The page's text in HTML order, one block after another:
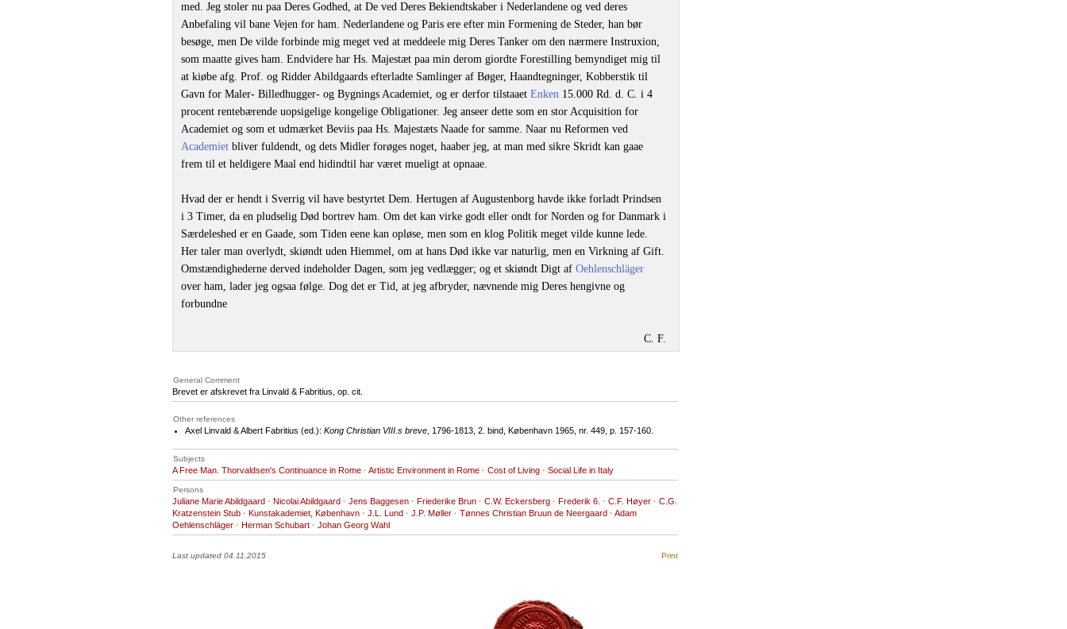
med. Jeg stoler nu paa Deres Godhed, at De ved Deres Bekiendtskaber i Nederlandene og ved deres
Anbefaling vil bane Vejen for ham. Nederlandene og Paris ere efter min Formening de Steder, han bør
besøge, men De vilde forbinde mig meget ved at meddeele mig Deres Tanker om den nærmere Instruxion,
som maatte gives ham. Endvidere har Hs. Majestæt paa min derom giordte Forestilling bemyndiget mig til
at kiøbe afg. Prof. og Ridder Abildgaards efterladte Samlinger af Bøger, Haandtegninger, Kobberstik til
Gavn for Maler- Billedhugger- og Bygnings Academiet, og er derfor tilstaaet Enken 15.000 Rd. d. C. i 4
procent rentebærende uopsigelige kongelige Obligationer. Jeg anseer dette som en stor Acquisition for
Academiet og som et udmærket Beviis paa Hs. Majestæts Naade for samme. Naar nu Reformen ved
Academiet bliver fuldendt, og dets Midler forøges noget, haaber jeg, at man med sikre Skridt kan gaae
frem til et heldigere Maal end hidindtil har været mueligt at opnaae.
Hvad der er hendt i Sverrig vil have bestyrtet Dem. Hertugen af Augustenborg havde ikke forladt Prindsen
i 3 Timer, da en pludselig Død bortrev ham. Om det kan virke godt eller ondt for Norden og for Danmark i
Særdeleshed er en Gaade, som Tiden eene kan opløse, men som en klog Politik meget vilde kunne lede.
Her taler man overlydt, skiøndt uden Hiemmel, om at hans Død ikke var naturlig, men en Virkning af Gift.
Omstændighederne derved indeholder Dagen, som jeg vedlægger; og et skiøndt Digt af Oehlenschläger
over ham, lader jeg ogsaa følge. Dog det er Tid, at jeg afbryder, nævnende mig Deres hengivne og
forbundne
C. F.
General Comment
Brevet er afskrevet fra Linvald & Fabritius, op. cit.
Other references
Axel Linvald & Albert Fabritius (ed.): Kong Christian VIII.s breve , 1796-1813, 2. bind, København 1965, nr. 449, p. 157-160.
Subjects
A Free Man. Thorvaldsen's Continuance in Rome · Artistic Environment in Rome · Cost of Living · Social Life in Italy
Persons
Juliane Marie Abildgaard · Nicolai Abildgaard · Jens Baggesen · Friederike Brun · C.W. Eckersberg · Frederik 6. · C.F. Høyer · C.G.
Kratzenstein Stub · Kunstakademiet, København · J.L. Lund · J.P. Møller · Tønnes Christian Bruun de Neergaard · Adam
Oehlenschläger · Herman Schubart · Johan Georg Wahl
Last updated 04.11.2015 Print